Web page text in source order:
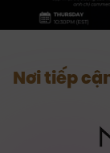
Nơi tiếp